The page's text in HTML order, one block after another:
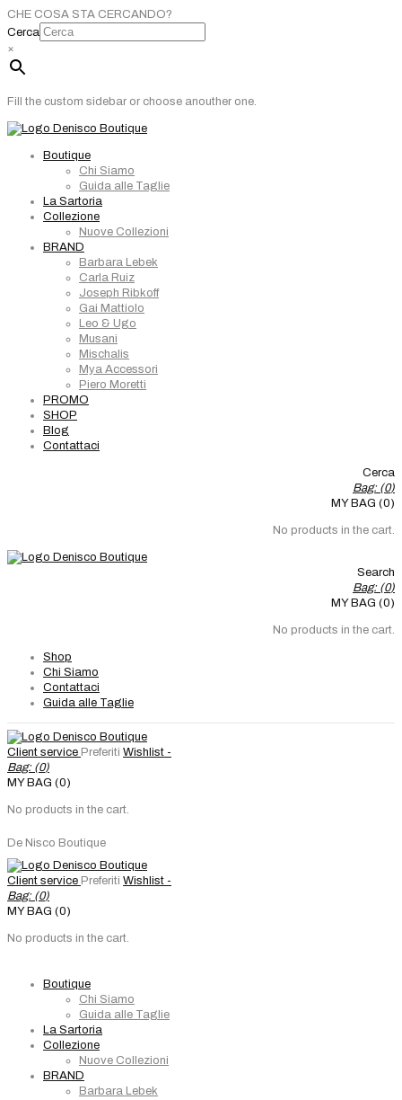
CHE COSA STA CERCANDO?
Cerca
×
Fill the custom sidebar or choose anouther one.
Boutique
Chi Siamo
Guida alle Taglie
La Sartoria
Collezione
Nuove Collezioni
BRAND
Barbara Lebek
Carla Ruiz
Joseph Ribkoff
Gai Mattiolo
Leo & Ugo
Musani
Mischalis
Mya Accessori
Piero Moretti
PROMO
SHOP
Blog
Contattaci
Cerca
Bag: (0)
MY BAG (0)
No products in the cart.
Search
Bag: (0)
MY BAG (0)
No products in the cart.
Shop
Chi Siamo
Contattaci
Guida alle Taglie
Client service Preferiti Wishlist -
Bag: (0)
MY BAG (0)
No products in the cart.
De Nisco Boutique
Client service Preferiti Wishlist -
Bag: (0)
MY BAG (0)
No products in the cart.
Boutique
Chi Siamo
Guida alle Taglie
La Sartoria
Collezione
Nuove Collezioni
BRAND
Barbara Lebek